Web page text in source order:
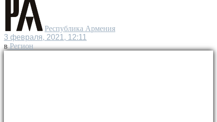
Республика Армения
3 февраля, 2021, 12:11
в Регион